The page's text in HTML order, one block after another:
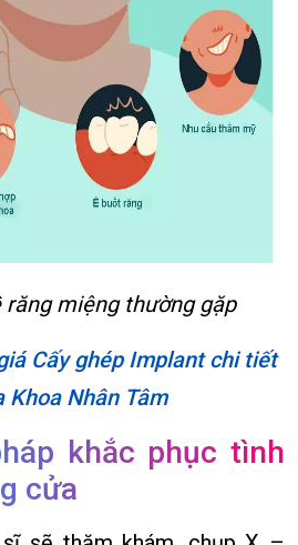
răng miệng thường gặp
Cấy ghép Implant chi tiết
Khoa Nhân Tâm
khắc phục tình
cửa